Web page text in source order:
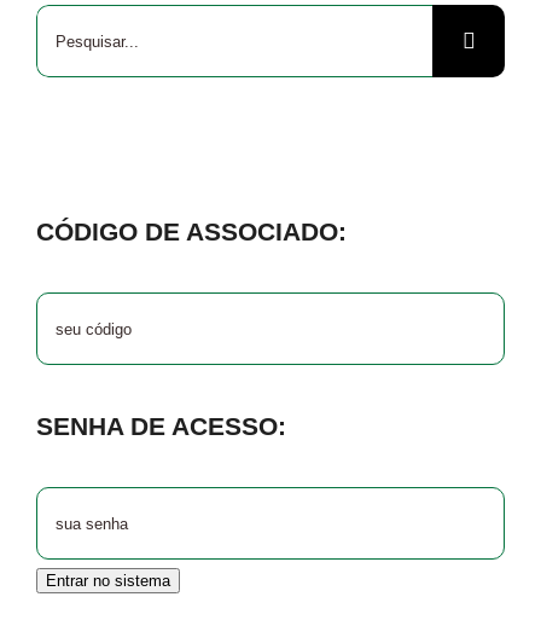
Buscar
resultados
CÓDIGO DE ASSOCIADO:
SENHA DE ACESSO:
Entrar no sistema